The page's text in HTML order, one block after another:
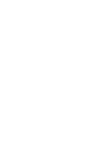
路带来污染问题，更是